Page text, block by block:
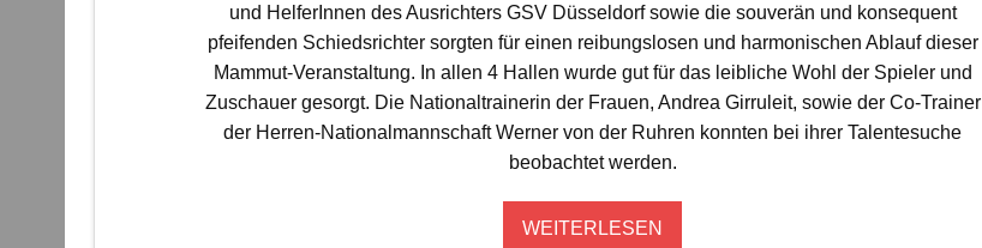
und HelferInnen des Ausrichters GSV Düsseldorf sowie die souverän und konsequent
pfeifenden Schiedsrichter sorgten für einen reibungslosen und harmonischen Ablauf dieser
Mammut-Veranstaltung. In allen 4 Hallen wurde gut für das leibliche Wohl der Spieler und
Zuschauer gesorgt. Die Nationaltrainerin der Frauen, Andrea Girruleit, sowie der Co-Trainer
der Herren-Nationalmannschaft Werner von der Ruhren konnten bei ihrer Talentesuche
beobachtet werden.
WEITERLESEN